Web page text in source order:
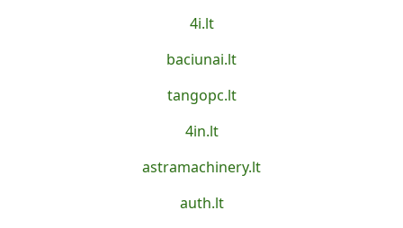
4i.lt
baciunai.lt
tangopc.lt
4in.lt
astramachinery.lt
auth.lt